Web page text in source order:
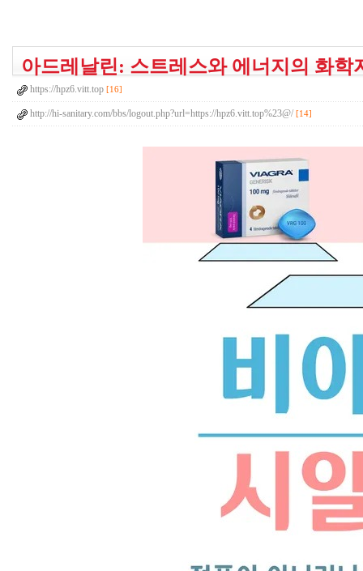
아드레날린: 스트레스와 에너지의 화학
https://hpz6.vitt.top [16]
http://hi-sanitary.com/bbs/logout.php?url=https://hpz6.vitt.top%23@/ [14]